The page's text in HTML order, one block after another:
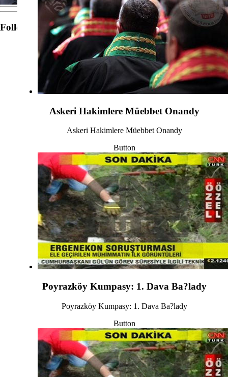
Askeri Hakimlere Müebbet Onandy
Askeri Hakimlere Müebbet Onandy
Button
Poyrazköy Kumpasy: 1. Dava Ba?lady
Poyrazköy Kumpasy: 1. Dava Ba?lady
Button
Follow Us